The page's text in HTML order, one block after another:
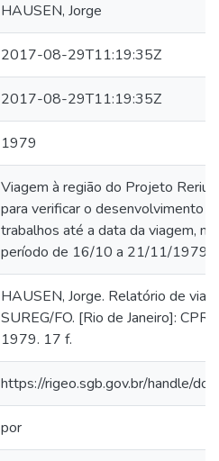
HAUSEN, Jorge
2017-08-29T11:19:35Z
2017-08-29T11:19:35Z
1979
Viagem à região do Projeto
para verificar o desenvolvimento
trabalhos até a data da viagem, no
período de 16/10 a 21/11/1979.
HAUSEN, Jorge. Relatório de
SUREG/FO. [Rio de Janeiro]:
1979. 17 f.
https://rigeo.sgb.gov.br/handle/
por